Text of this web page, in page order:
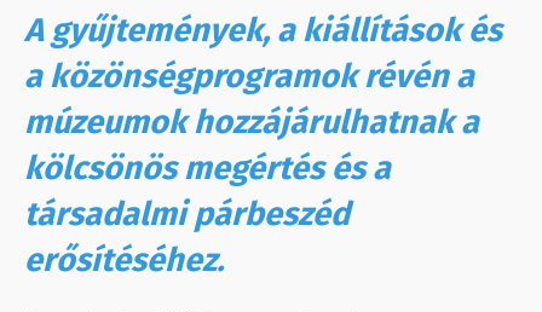
A gyűjtemények, a kiállítások és
a közönségprogramok révén a
múzeumok hozzájárulhatnak a
kölcsönös megértés és a
társadalmi párbeszéd
erősítéséhez.